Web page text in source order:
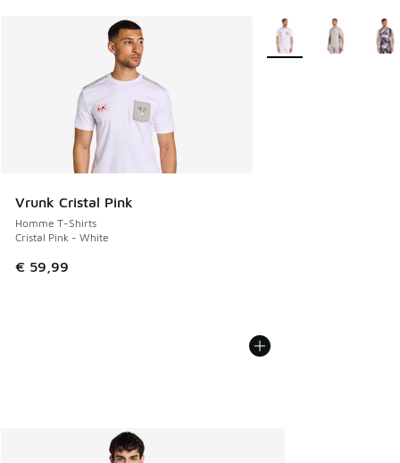
Vrunk Cristal Pink
Homme T-Shirts
Cristal Pink - White
€ 59,99
Plus de couleurs